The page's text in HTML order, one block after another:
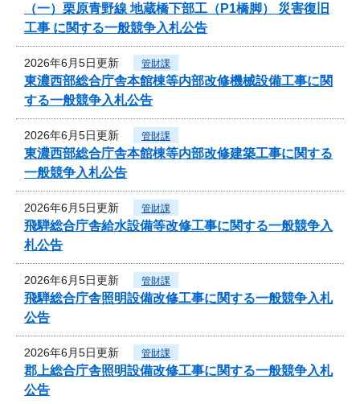
（一）栗原青野線 地蔵橋下部工（P1橋脚） 災害復旧
工事 に関する一般競争入札公告
2026年6月5日更新 管財課
東濃西部総合庁舎本館棟等内部改修機械設備工事に関
する一般競争入札公告
2026年6月5日更新 管財課
東濃西部総合庁舎本館棟等内部改修建築工事に関する
一般競争入札公告
2026年6月5日更新 管財課
飛騨総合庁舎給水設備等改修工事に関する一般競争入
札公告
2026年6月5日更新 管財課
飛騨総合庁舎照明設備改修工事に関する一般競争入札
公告
2026年6月5日更新 管財課
郡上総合庁舎照明設備改修工事に関する一般競争入札
公告